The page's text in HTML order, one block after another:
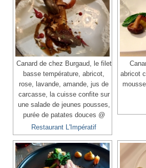
Canard de chez Burgaud, le filet
basse température, abricot,
rose, lavande, amande, jus de
carcasse, la cuisse confite sur
une salade de jeunes pousses,
purée de patates douces @
Restaurant L'Impératif
abricot